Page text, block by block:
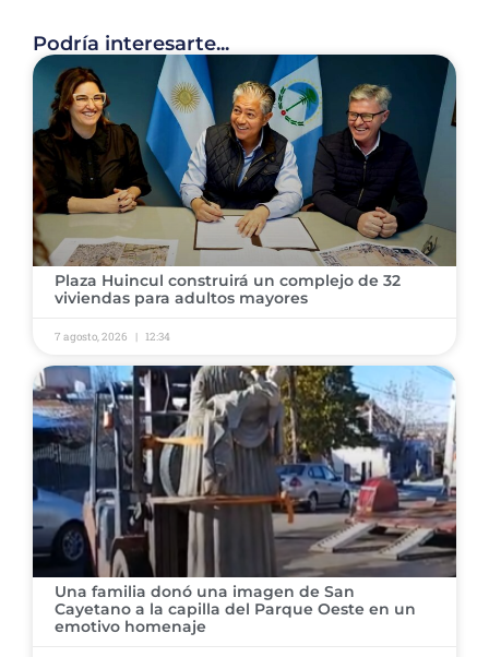
Podría interesarte...
Plaza Huincul construirá un complejo de 32
viviendas para adultos mayores
7 agosto, 2026 12:34
Una familia donó una imagen de San
Cayetano a la capilla del Parque Oeste en un
emotivo homenaje